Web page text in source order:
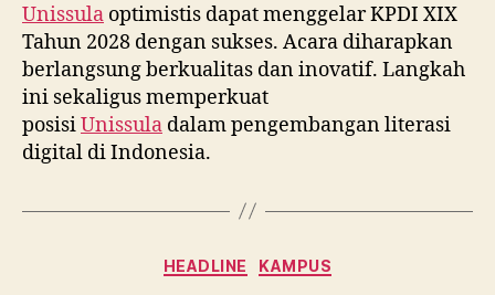
Unissula optimistis dapat menggelar KPDI XIX
Tahun 2028 dengan sukses. Acara diharapkan
berlangsung berkualitas dan inovatif. Langkah
ini sekaligus memperkuat
posisiUnissula dalam pengembangan literasi
digital di Indonesia.
Categories
HEADLINE KAMPUS